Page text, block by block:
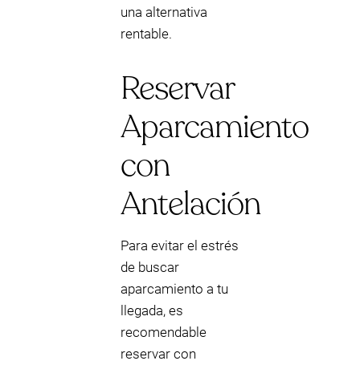
una alternativa
rentable.
Reservar
Aparcamiento
con
Antelación
Para evitar el estrés
de buscar
aparcamiento a tu
llegada, es
recomendable
reservar con